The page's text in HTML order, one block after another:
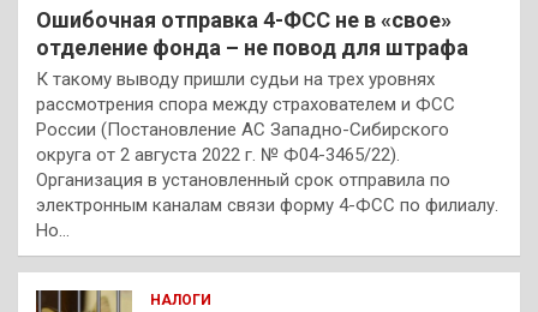
Ошибочная отправка 4-ФСС не в «свое»
отделение фонда – не повод для штрафа
К такому выводу пришли судьи на трех уровнях
рассмотрения спора между страхователем и ФСС
России (Постановление АС Западно-Сибирского
округа от 2 августа 2022 г. № Ф04-3465/22).
Организация в установленный срок отправила по
электронным каналам связи форму 4-ФСС по филиалу.
Но…
НАЛОГИ